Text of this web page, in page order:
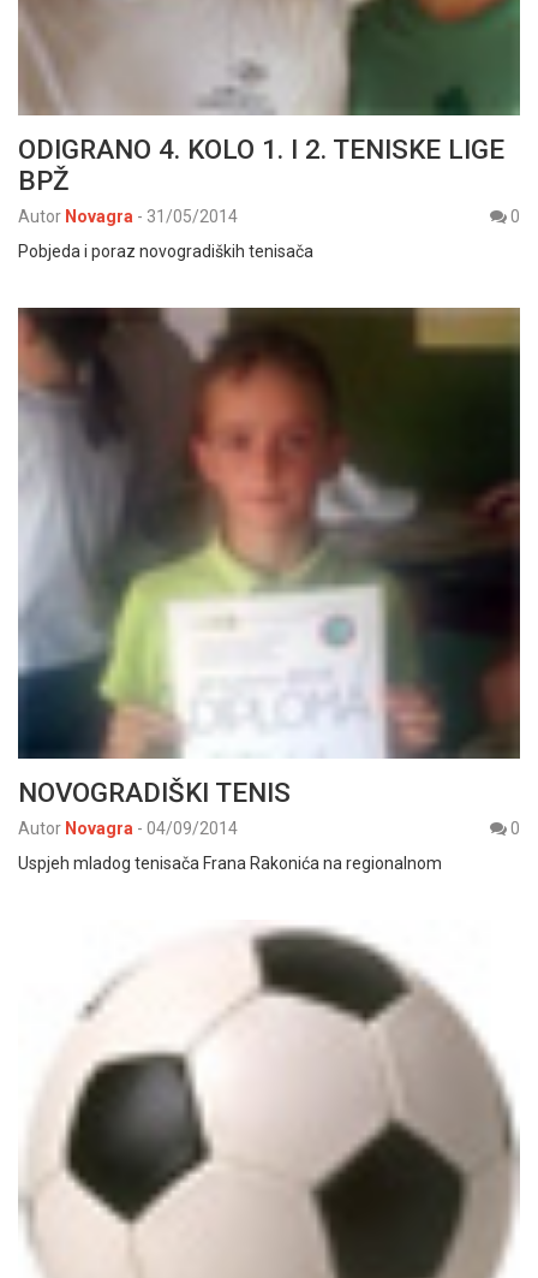
ODIGRANO 4. KOLO 1. I 2. TENISKE LIGE
BPŽ
Autor Novagra - 31/05/2014
0
Pobjeda i poraz novogradiških tenisača
NOVOGRADIŠKI TENIS
Autor Novagra - 04/09/2014
0
Uspjeh mladog tenisača Frana Rakonića na regionalnom